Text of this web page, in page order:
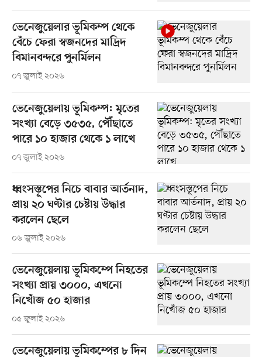
ভেনেজুয়েলার ভূমিকম্প থেকে
বেঁচে ফেরা স্বজনদের মাদ্রিদ
বিমানবন্দরে পুনর্মিলন
০৭ জুলাই ২০২৬
ভেনেজুয়েলায় ভূমিকম্প: মৃতের
সংখ্যা বেড়ে ৩৫৩৫, পৌঁছাতে
পারে ১০ হাজার থেকে ১ লাখে
০৭ জুলাই ২০২৬
ধ্বংসস্তূপের নিচে বাবার আর্তনাদ,
প্রায় ২০ ঘণ্টার চেষ্টায় উদ্ধার
করলেন ছেলে
০৬ জুলাই ২০২৬
ভেনেজুয়েলায় ভূমিকম্পে নিহতের
সংখ্যা প্রায় ৩০০০, এখনো
নিখোঁজ ৫০ হাজার
০৫ জুলাই ২০২৬
ভেনেজুয়েলায় ভূমিকম্পের ৮ দিন